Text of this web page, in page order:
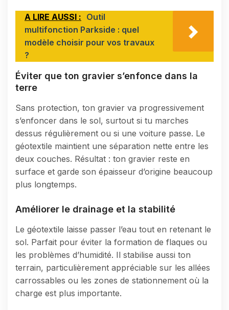
A LIRE AUSSI : Outil
multifonction Parkside : quel
modèle choisir pour vos travaux
?
Éviter que ton gravier s’enfonce dans la
terre
Sans protection, ton gravier va progressivement
s’enfoncer dans le sol, surtout si tu marches
dessus régulièrement ou si une voiture passe. Le
géotextile maintient une séparation nette entre les
deux couches. Résultat : ton gravier reste en
surface et garde son épaisseur d’origine beaucoup
plus longtemps.
Améliorer le drainage et la stabilité
Le géotextile laisse passer l’eau tout en retenant le
sol. Parfait pour éviter la formation de flaques ou
les problèmes d’humidité. Il stabilise aussi ton
terrain, particulièrement appréciable sur les allées
carrossables ou les zones de stationnement où la
charge est plus importante.